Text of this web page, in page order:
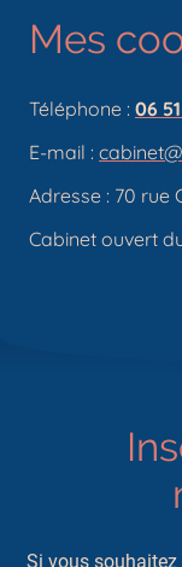
Mes
Téléphone : 06
E-mail :
Adresse : 70 rue
Cabinet ouvert
Si vous